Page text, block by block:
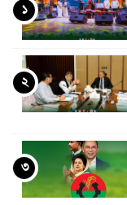
১
২
৩